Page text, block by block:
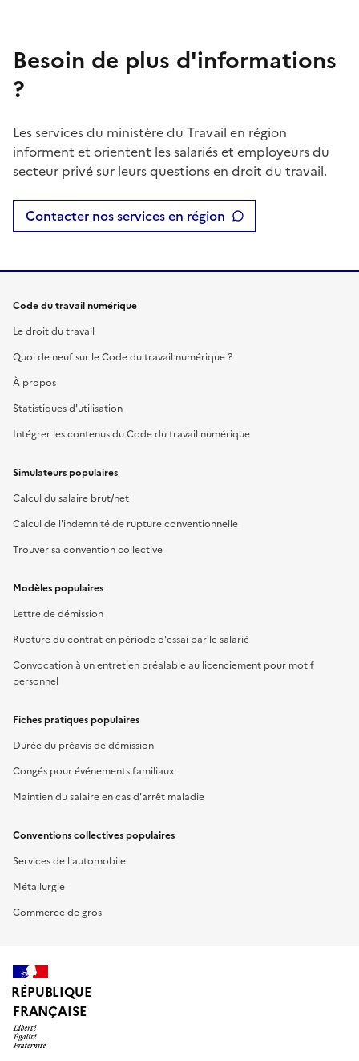
Besoin de plus d'informations
?
Les services du ministère du Travail en région
informent et orientent les salariés et employeurs du
secteur privé sur leurs questions en droit du travail.
Contacter nos services en région
Code du travail numérique
Le droit du travail
Quoi de neuf sur le Code du travail numérique ?
À propos
Statistiques d'utilisation
Intégrer les contenus du Code du travail numérique
Simulateurs populaires
Calcul du salaire brut/net
Calcul de l'indemnité de rupture conventionnelle
Trouver sa convention collective
Modèles populaires
Lettre de démission
Rupture du contrat en période d'essai par le salarié
Convocation à un entretien préalable au licenciement pour motif
personnel
Fiches pratiques populaires
Durée du préavis de démission
Congés pour événements familiaux
Maintien du salaire en cas d'arrêt maladie
Conventions collectives populaires
Services de l'automobile
Métallurgie
Commerce de gros
RÉPUBLIQUE
FRANÇAISE